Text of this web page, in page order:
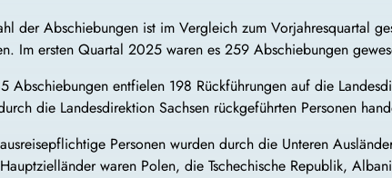
der Abschiebungen ist im Vergleich zum Vorjahresquartal
Im ersten Quartal 2025 waren es 259 Abschiebungen
Abschiebungen entfielen 198 Rückführungen auf die
die Landesdirektion Sachsen rückgeführten Personen
Personen wurden durch die Unteren
waren Polen, die Tschechische Republik,